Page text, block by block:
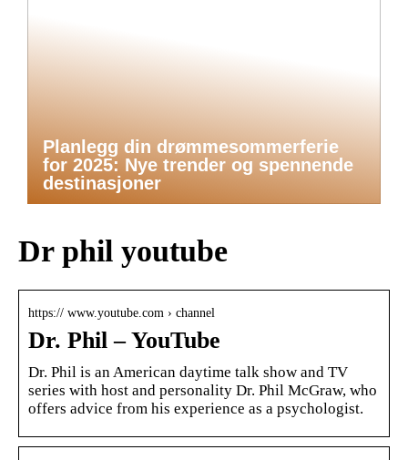
Planlegg din drømmesommerferie
for 2025: Nye trender og spennende
destinasjoner
Dr phil youtube
https:// www.youtube.com › channel
Dr. Phil – YouTube
Dr. Phil is an American daytime talk show and TV
series with host and personality Dr. Phil McGraw, who
offers advice from his experience as a psychologist.